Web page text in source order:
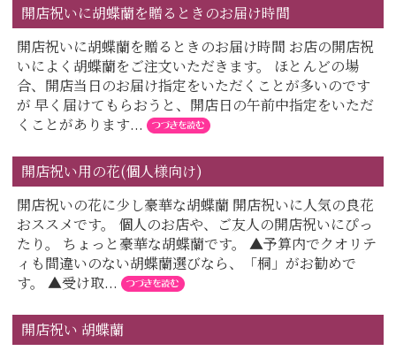
開店祝いに胡蝶蘭を贈るときのお届け時間
開店祝いに胡蝶蘭を贈るときのお届け時間 お店の開店祝
いによく胡蝶蘭をご注文いただきます。 ほとんどの場
合、開店当日のお届け指定をいただくことが多いのです
が 早く届けてもらおうと、開店日の午前中指定をいただ
くことがあります...
開店祝い用の花(個人様向け)
開店祝いの花に少し豪華な胡蝶蘭 開店祝いに人気の良花
おススメです。 個人のお店や、ご友人の開店祝いにぴっ
たり。 ちょっと豪華な胡蝶蘭です。 ▲予算内でクオリテ
ィも間違いのない胡蝶蘭選びなら、「桐」がお勧めで
す。 ▲受け取...
開店祝い 胡蝶蘭